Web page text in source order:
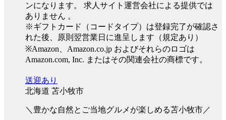
ンになります。 求人サイト運営会社による提供では
ありません 。
※ギフトカード（コードタイプ）は登録完了が確認さ
れた後、原則翌営業日に進呈します（規定あり）
※Amazon、Amazon.co.jp およびそれらのロゴは
Amazon.com, Inc. またはその関連会社の商標です。
送迎あり
北海道 苫小牧市
＼豊かな自然とご当地グルメが楽しめる苫小牧市／